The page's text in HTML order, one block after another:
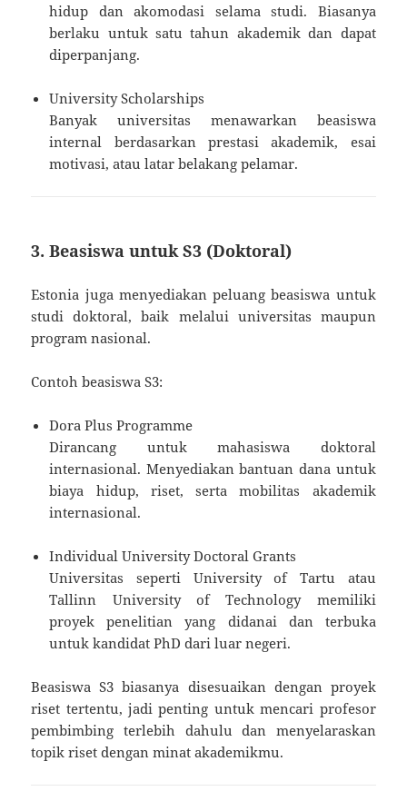
hidup dan akomodasi selama studi. Biasanya
berlaku untuk satu tahun akademik dan dapat
diperpanjang.
University Scholarships
Banyak universitas menawarkan beasiswa
internal berdasarkan prestasi akademik, esai
motivasi, atau latar belakang pelamar.
3. Beasiswa untuk S3 (Doktoral)
Estonia juga menyediakan peluang beasiswa untuk
studi doktoral, baik melalui universitas maupun
program nasional.
Contoh beasiswa S3:
Dora Plus Programme
Dirancang untuk mahasiswa doktoral
internasional. Menyediakan bantuan dana untuk
biaya hidup, riset, serta mobilitas akademik
internasional.
Individual University Doctoral Grants
Universitas seperti University of Tartu atau
Tallinn University of Technology memiliki
proyek penelitian yang didanai dan terbuka
untuk kandidat PhD dari luar negeri.
Beasiswa S3 biasanya disesuaikan dengan proyek
riset tertentu, jadi penting untuk mencari profesor
pembimbing terlebih dahulu dan menyelaraskan
topik riset dengan minat akademikmu.